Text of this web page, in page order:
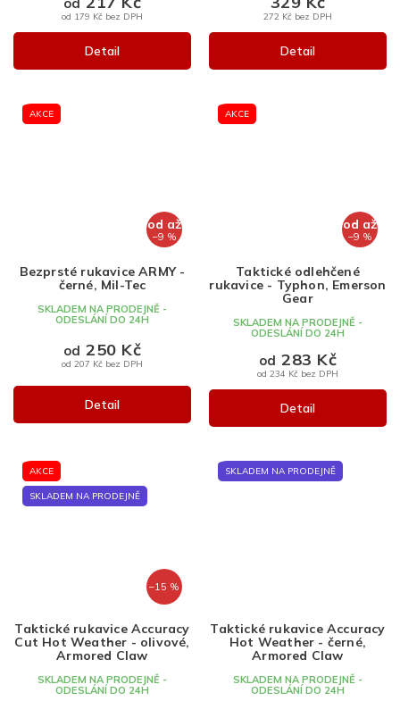
od 179 Kč bez DPH
Detail
272 Kč bez DPH
Detail
AKCE
od až
–9 %
Bezprsté rukavice ARMY -
černé, Mil-Tec
SKLADEM NA PRODEJNĚ -
ODESLÁNÍ DO 24H
od 207 Kč bez DPH
od 250 Kč
Detail
AKCE
od až
–9 %
Taktické odlehčené
rukavice - Typhon, Emerson
Gear
SKLADEM NA PRODEJNĚ -
ODESLÁNÍ DO 24H
od 234 Kč bez DPH
od 283 Kč
Detail
AKCE
SKLADEM NA PRODEJNĚ
–15 %
Taktické rukavice Accuracy
Cut Hot Weather - olivové,
Armored Claw
SKLADEM NA PRODEJNĚ -
ODESLÁNÍ DO 24H
SKLADEM NA PRODEJNĚ
Taktické rukavice Accuracy
Hot Weather - černé,
Armored Claw
SKLADEM NA PRODEJNĚ -
ODESLÁNÍ DO 24H